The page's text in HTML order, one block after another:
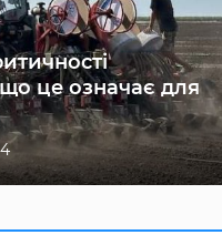
це означає для